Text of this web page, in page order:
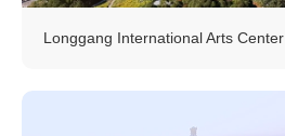
Longgang International Arts Center